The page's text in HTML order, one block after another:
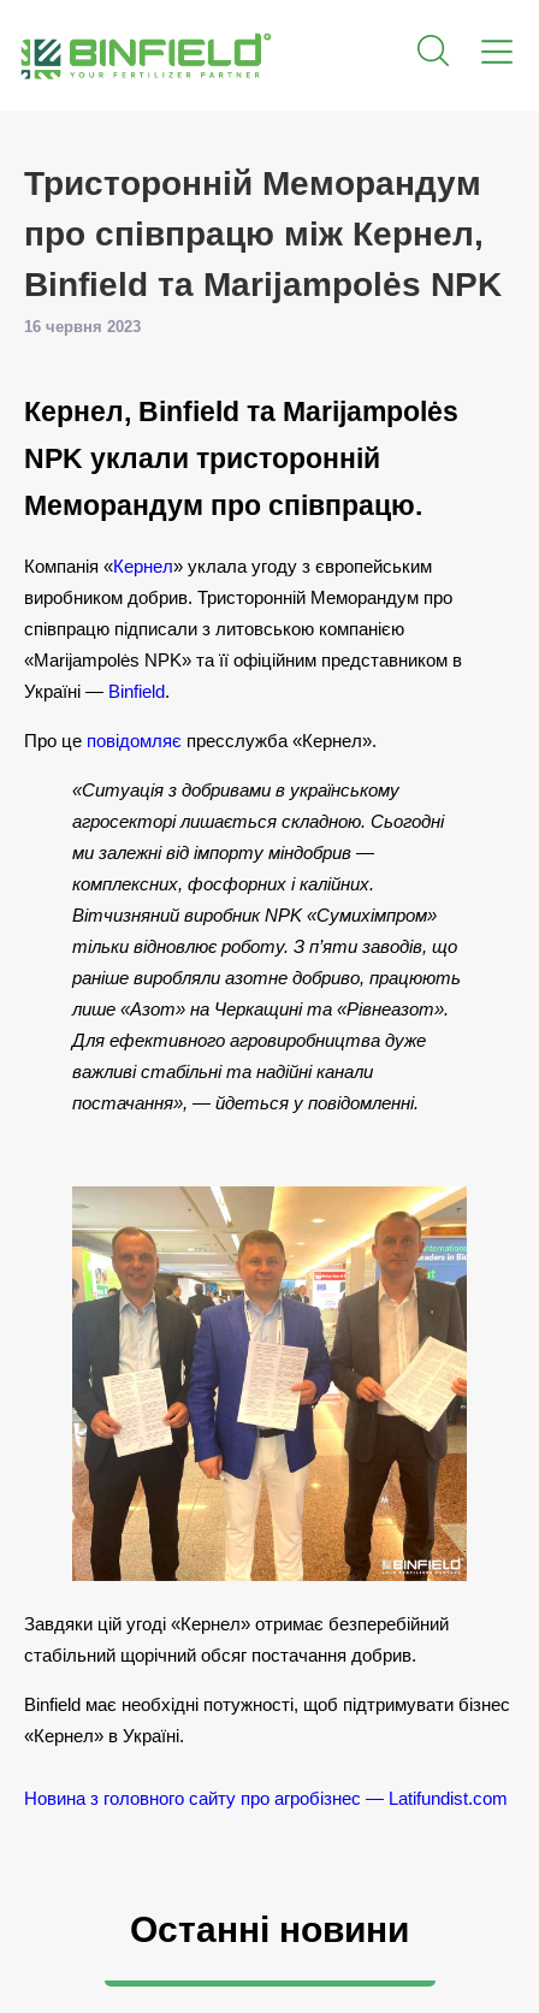
Тристоронній Меморандум
про співпрацю між Кернел,
Binfield та Marijampolės NPK
16 червня 2023
Кернел, Binfield та Marijampolės
NPK уклали тристоронній
Меморандум про співпрацю.
Компанія «Кернел» уклала угоду з європейським
виробником добрив. Тристоронній Меморандум про
співпрацю підписали з литовською компанією
«Marijampolės NPK» та її офіційним представником в
Україні — Binfield.
Про це повідомляє пресслужба «Кернел».
«Ситуація з добривами в українському
агросекторі лишається складною. Сьогодні
ми залежні від імпорту міндобрив —
комплексних, фосфорних і калійних.
Вітчизняний виробник NPK «Сумихімпром»
тільки відновлює роботу. З п’яти заводів, що
раніше виробляли азотне добриво, працюють
лише «Азот» на Черкащині та «Рівнеазот».
Для ефективного агровиробництва дуже
важливі стабільні та надійні канали
постачання», — йдеться у повідомленні.
Завдяки цій угоді «Кернел» отримає безперебійний
стабільний щорічний обсяг постачання добрив.
Binfield має необхідні потужності, щоб підтримувати бізнес
«Кернел» в Україні.
Новина з головного сайту про агробізнес — Latifundist.com
Останні новини